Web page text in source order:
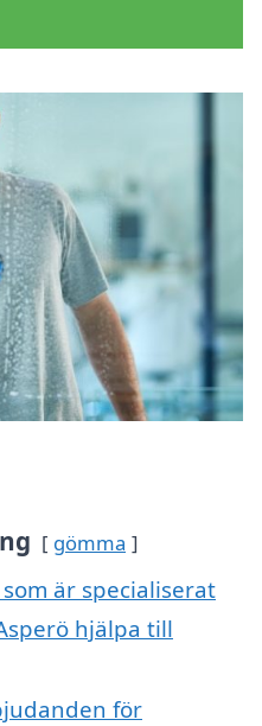
gömma
är specialiserat
hjälpa till
för